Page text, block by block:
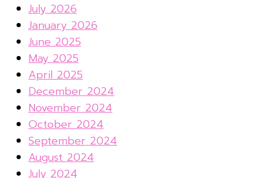
July 2026
January 2026
June 2025
May 2025
April 2025
December 2024
November 2024
October 2024
September 2024
August 2024
July 2024